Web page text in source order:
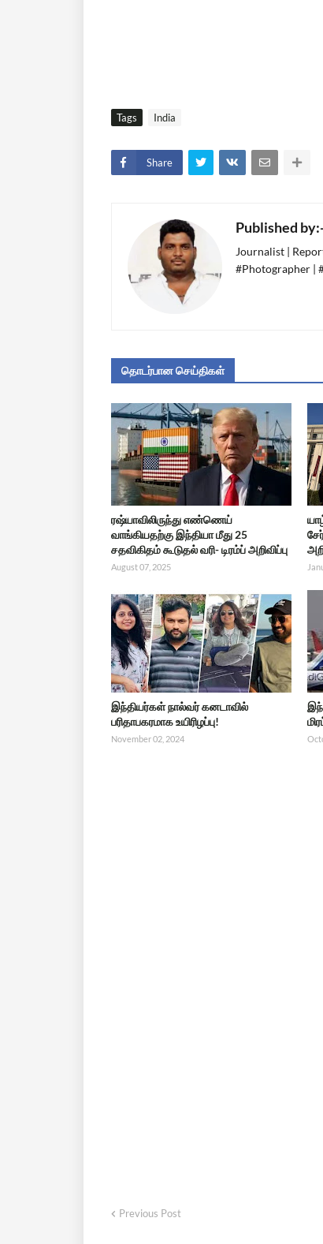
Tags India
Share
Published
Journalist |
#Photographer |
தொடர்பான செய்திகள்
ரஷ்யாவிலிருந்து எண்ணெய்
வாங்கியதற்கு இந்தியா மீது 25
சதவிகிதம் கூடுதல் வரி- டிரம்ப் அறிவிப்பு
August 07, 2025
இந்தியர்கள் நால்வர் கனடாவில்
பரிதாபகரமாக உயிரிழப்பு!
November 02, 2024
Previous Post